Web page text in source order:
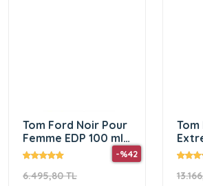
Tom Ford Noir Pour
Femme EDP 100 ml
Kadın Parfüm
6.495,80 TL
-%42
100